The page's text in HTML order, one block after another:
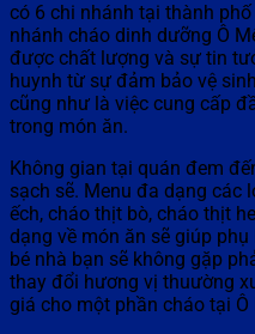
có 6 chi nhánh tại thành
nhánh cháo dinh dưỡng Ô
được chất lượng và sự tin
huynh từ sự đảm bảo vệ
cũng như là việc cung cấp
trong món ăn.
Không gian tại quán đem
sạch sẽ. Menu đa dạng các
ếch, cháo thịt bò, cháo thịt
dạng về món ăn sẽ giúp
bé nhà bạn sẽ không gặp
thay đổi hương vị thuường
giá cho một phần cháo tại